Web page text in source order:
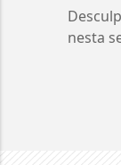
nesta